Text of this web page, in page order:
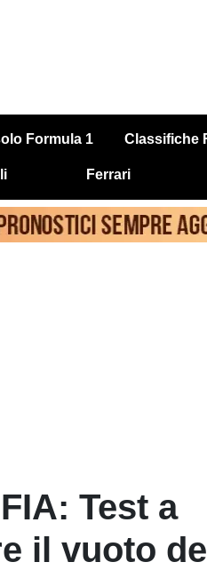
Formula 1 Classifiche
Ferrari
Test a
il vuoto